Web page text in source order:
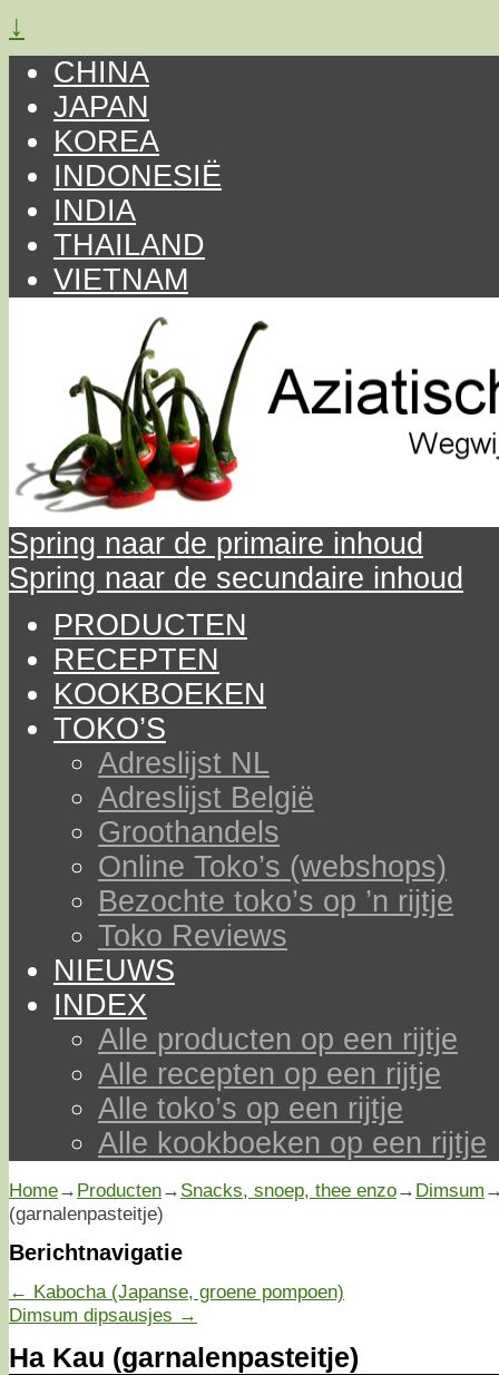
↓
CHINA
JAPAN
KOREA
INDONESIË
INDIA
THAILAND
VIETNAM
Spring naar de primaire inhoud
Spring naar de secundaire inhoud
PRODUCTEN
RECEPTEN
KOOKBOEKEN
TOKO’S
Adreslijst NL
Adreslijst België
Groothandels
Online Toko’s (webshops)
Bezochte toko’s op ’n rijtje
Toko Reviews
NIEUWS
INDEX
Alle producten op een rijtje
Alle recepten op een rijtje
Alle toko’s op een rijtje
Alle kookboeken op een rijtje
Home→ Producten→ Snacks, snoep, thee enzo→ Dimsum
(garnalenpasteitje)
Berichtnavigatie
← Kabocha (Japanse, groene pompoen)
Dimsum dipsausjes →
Ha Kau (garnalenpasteitje)